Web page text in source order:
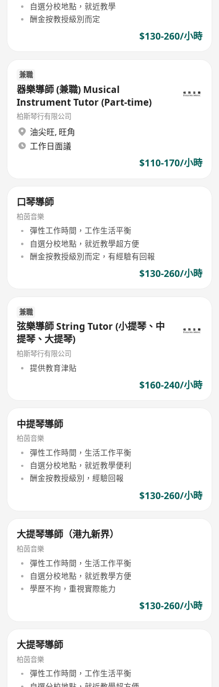
自選分校地點，就近教學
酬金按教授級別而定
$130-260/小時
兼職
器樂導師 (兼職) Musical
Instrument Tutor (Part-time)
柏斯琴行有限公司
油尖旺, 旺角
工作日面議
$110-170/小時
口琴導師
柏茵音樂
彈性工作時間，工作生活平衡
自選分校地點，就近教學超方便
酬金按教授級別而定，有經驗有回報
$130-260/小時
兼職
弦樂導師 String Tutor (小提琴、中
提琴、大提琴)
柏斯琴行有限公司
提供教育津貼
$160-240/小時
中提琴導師
柏茵音樂
彈性工作時間，生活工作平衡
自選分校地點，就近教學便利
酬金按教授級別，經驗回報
$130-260/小時
大提琴導師（港九新界）
柏茵音樂
彈性工作時間，生活工作平衡
自選分校地點，就近教學方便
學歷不拘，重視實際能力
$130-260/小時
大提琴導師
柏茵音樂
彈性工作時間，工作生活平衡